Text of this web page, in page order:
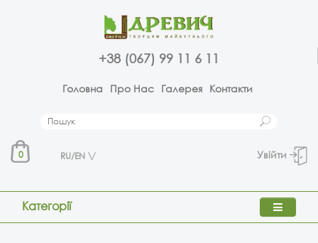
+38 (067) 99 11 6 11
Головна Про Нас Галерея Контакти
0 RU/EN Увійти
Категорії